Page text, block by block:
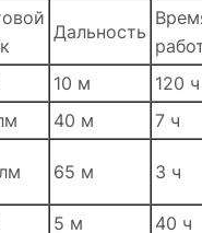
Дальность
10 м
120 ч
40 м 7 ч
65 м 3 ч
5 м 40 ч